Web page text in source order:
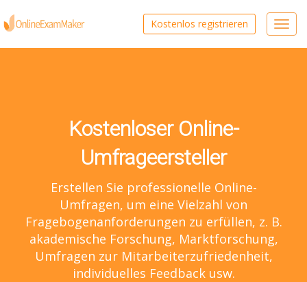
Kostenlos registrieren
Kostenloser Online-
Umfrageersteller
Erstellen Sie professionelle Online-
Umfragen, um eine Vielzahl von
Fragebogenanforderungen zu erfüllen, z. B.
akademische Forschung, Marktforschung,
Umfragen zur Mitarbeiterzufriedenheit,
individuelles Feedback usw.